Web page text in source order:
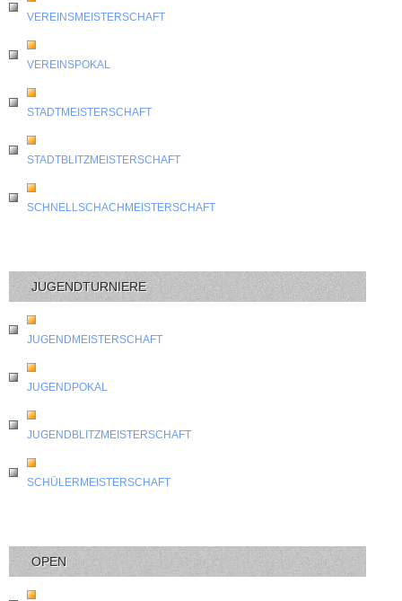
VEREINSMEISTERSCHAFT
VEREINSPOKAL
STADTMEISTERSCHAFT
STADTBLITZMEISTERSCHAFT
SCHNELLSCHACHMEISTERSCHAFT
JUGENDTURNIERE
JUGENDMEISTERSCHAFT
JUGENDPOKAL
JUGENDBLITZMEISTERSCHAFT
SCHÜLERMEISTERSCHAFT
OPEN